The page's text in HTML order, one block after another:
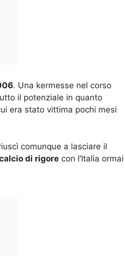
. Una kermesse nel corso
il potenziale in quanto
era stato vittima pochi mesi
comunque a lasciare il
di rigore con l’Italia ormai